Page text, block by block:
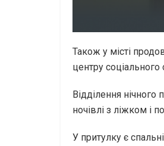
Також у місті
центру соціального
Відділення
ночівлі з ліжком і
У притулку є